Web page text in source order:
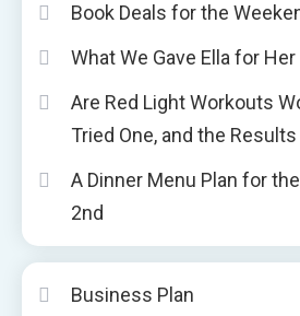
Book Deals for the
What We Gave Ella for
Are Red Light Workouts
Tried One, and the
A Dinner Menu Plan for
2nd
Business Plan